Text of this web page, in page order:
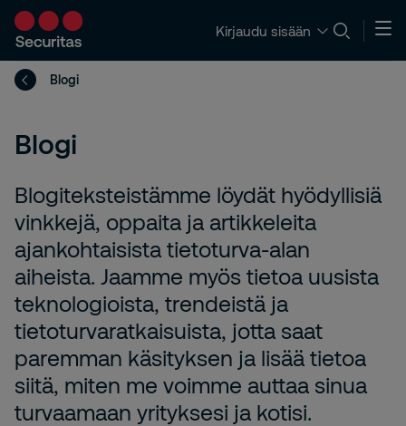
Kirjaudu sisään
Blogi
Blogi
Blogiteksteistämme löydät hyödyllisiä
vinkkejä, oppaita ja artikkeleita
ajankohtaisista tietoturva-alan
aiheista. Jaamme myös tietoa uusista
teknologioista, trendeistä ja
tietoturvaratkaisuista, jotta saat
paremman käsityksen ja lisää tietoa
siitä, miten me voimme auttaa sinua
turvaamaan yrityksesi ja kotisi.